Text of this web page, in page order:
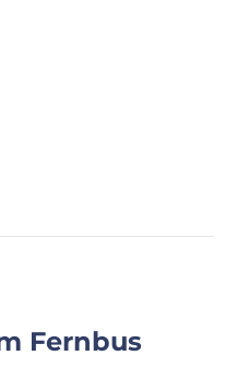
Fernbus